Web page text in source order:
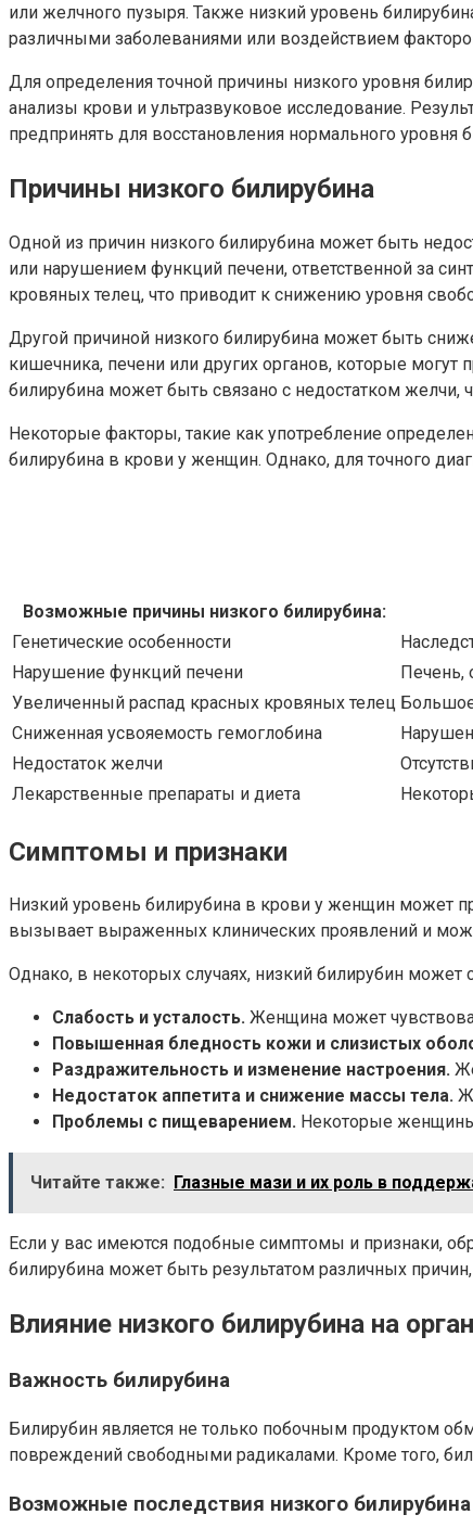
или желчного пузыря. Также низкий уровень
различными заболеваниями или воздействием
Для определения точной причины низкого уровня
анализы крови и ультразвуковое исследование.
предпринять для восстановления нормального уровня
Причины низкого билирубина
Одной из причин низкого билирубина может быть
или нарушением функций печени, ответственной за
кровяных телец, что приводит к снижению уровня
Другой причиной низкого билирубина может быть
кишечника, печени или других органов, которые
билирубина может быть связано с недостатком желчи,
Некоторые факторы, такие как употребление
билирубина в крови у женщин. Однако, для точного
Возможные причины низкого билирубина:
Генетические особенности
Нарушение функций печени
Печень,
Увеличенный распад красных кровяных телец
Сниженная усвояемость гемоглобина
Недостаток желчи
Лекарственные препараты и диета
Симптомы и признаки
Низкий уровень билирубина в крови у женщин может
вызывает выраженных клинических проявлений и
Однако, в некоторых случаях, низкий билирубин
Слабость и усталость. Женщина может
Повышенная бледность кожи и слизистых
Раздражительность и изменение настроения.
Недостаток аппетита и снижение массы тела.
Проблемы с пищеварением. Некоторые женщины
Читайте также: Глазные мази и их роль в
Если у вас имеются подобные симптомы и признаки,
билирубина может быть результатом различных
Влияние низкого билирубина на
Важность билирубина
Билирубин является не только побочным продуктом
повреждений свободными радикалами. Кроме того,
Возможные последствия низкого билирубина